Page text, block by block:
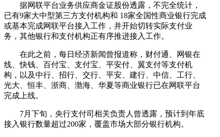
据网联平台业务供应商金证股份透露，不完全统计，
已有9家大中型第三方支付机构和 18家全国性商业银行完成
或基本完成网联平台接入工作，并开始切转实际支付业
务，其他银行和支付机构正有序推进接入工作。
在此之前，每日经济新闻曾报道称，财付通、网银在
线、快钱、百付宝、支付宝、平安付、翼支付等支付机
构，以及中行、招行、交行、平安、建行、中信、工行、
光大、恒丰、浙商、渤海、华夏等商业银行已在网联平台
完成上线。
7月下旬，央行支付司相关负责人曾透露，预计到年底
接入银行数量超过200家，覆盖市场大部分银行机构。